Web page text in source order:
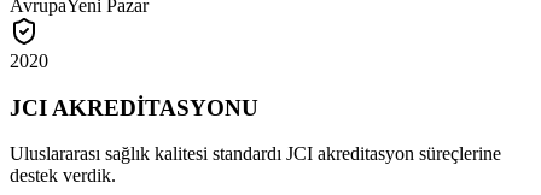
AvrupaYeni Pazar
2020
JCI AKREDİTASYONU
Uluslararası sağlık kalitesi standardı JCI akreditasyon süreçlerine
destek verdik.